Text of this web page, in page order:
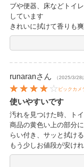
ブや便器、床などトイ
しています
きれいに拭けて香りも
runaranさん （2025/3/28
ビックカメ
使いやすいです
汚れを見つけた時、ト
商品の黄色い上の部分
らい付き、サッと拭け
もう少しお値段が安け